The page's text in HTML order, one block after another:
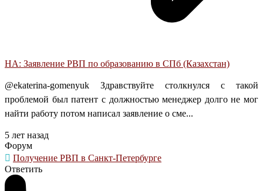
НА: Заявление РВП по образованию в СПб (Казахстан)
@ekaterina-gomenyuk Здравствуйте столкнулся с такой
проблемой был патент с должностью менеджер долго не мог
найти работу потом написал заявление о сме...
5 лет назад
Форум
Получение РВП в Санкт-Петербурге
Ответить